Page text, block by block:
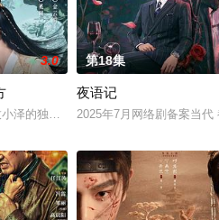
元，却渴望寻求强国之路。他毅然弃
枪口相对、父母冤案、连环下毒……她
3.0
泽的独家连载漫画《吾凰在上》。现
第18集
夜语记
2025年7月网络剧备案当代